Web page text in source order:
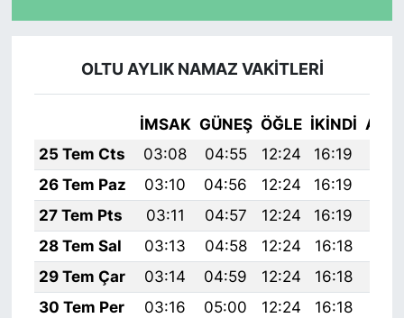
OLTU AYLIK NAMAZ VAKITLERI
İMSAK GÜNEŞ ÖĞLE İKINDI
25 Tem Cts
03:08 04:55 12:24 16:19
26 Tem Paz
03:10 04:56 12:24 16:19
27 Tem Pts
03:11 04:57 12:24 16:19
28 Tem Sal
03:13 04:58 12:24 16:18
29 Tem Çar
03:14 04:59 12:24 16:18
30 Tem Per
03:16 05:00 12:24 16:18